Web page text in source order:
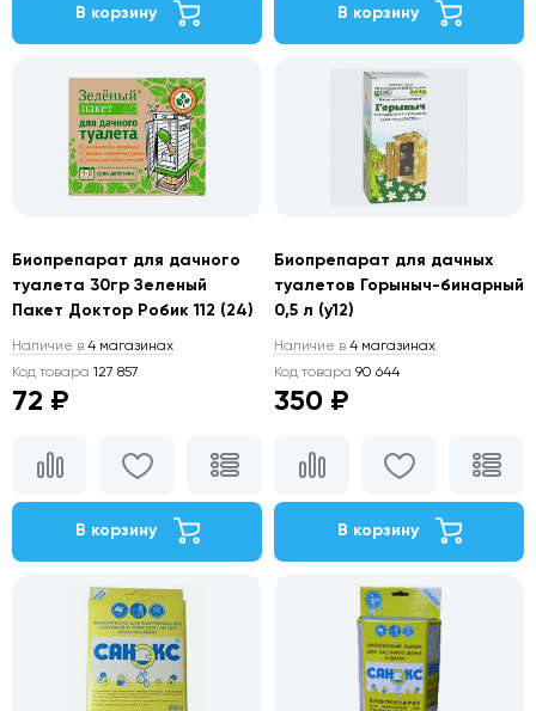
В корзину В корзину
Биопрепарат для дачного
туалета 30гр Зеленый
Пакет Доктор Робик 112 (24)
Наличие в 4 магазинах
Код товара 127 857
72 ₽
В корзину
Биопрепарат для дачных
туалетов Горыныч-бинарный
0,5 л (у12)
Наличие в 4 магазинах
Код товара 90 644
350 ₽
В корзину